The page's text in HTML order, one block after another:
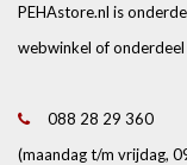
PEHAstore.nl is
webwinkel of onderdeel
088 28 29 360
(maandag t/m vrijdag,